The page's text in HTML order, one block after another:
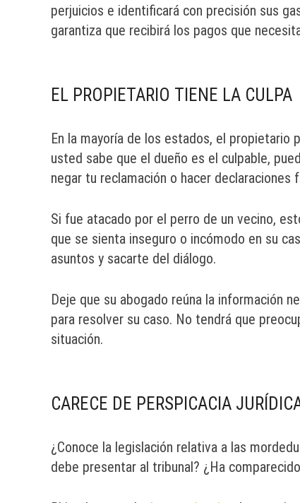
perjuicios e identificará con precisión sus
garantiza que recibirá los pagos que
EL PROPIETARIO TIENE LA CULPA
En la mayoría de los estados, el propietario
usted sabe que el dueño es el culpable,
negar tu reclamación o hacer
Si fue atacado por el perro de un vecino,
que se sienta inseguro o incómodo en su
asuntos y sacarte del diálogo.
Deje que su abogado reúna la información
para resolver su caso. No tendrá que
situación.
CARECE DE PERSPICACIA
¿Conoce la legislación relativa a las
debe presentar al tribunal? ¿Ha